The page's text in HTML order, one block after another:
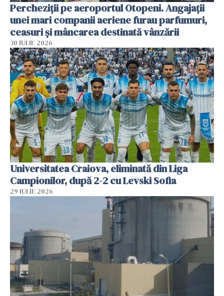
Percheziții pe aeroportul Otopeni. Angajații
unei mari companii aeriene furau parfumuri,
ceasuri și mâncarea destinată vânzării
30 IULIE 2026
Universitatea Craiova, eliminată din Liga
Campionilor, după 2-2 cu Levski Sofia
29 IULIE 2026